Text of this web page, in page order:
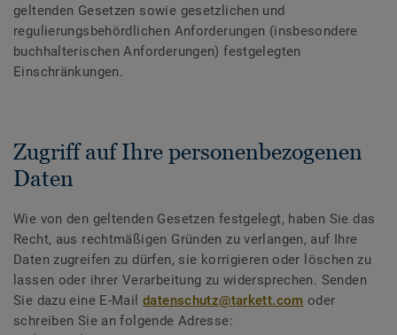
geltenden Gesetzen sowie gesetzlichen und
regulierungsbehördlichen Anforderungen (insbesondere
buchhalterischen Anforderungen) festgelegten
Einschränkungen.
Zugriff auf Ihre personenbezogenen
Daten
Wie von den geltenden Gesetzen festgelegt, haben Sie das
Recht, aus rechtmäßigen Gründen zu verlangen, auf Ihre
Daten zugreifen zu dürfen, sie korrigieren oder löschen zu
lassen oder ihrer Verarbeitung zu widersprechen. Senden
Sie dazu eine E-Mail datenschutz@tarkett.com oder
schreiben Sie an folgende Adresse: